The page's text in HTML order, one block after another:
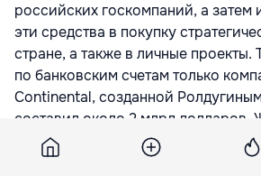
российских госкомпаний, а затем
эти средства в покупку
стране, а также в личные
по банковским счетам только
Continental, созданной Ролдугиным
составил около 2 млрд долларов.
называют три источника этих
сомнительные внебиржевые